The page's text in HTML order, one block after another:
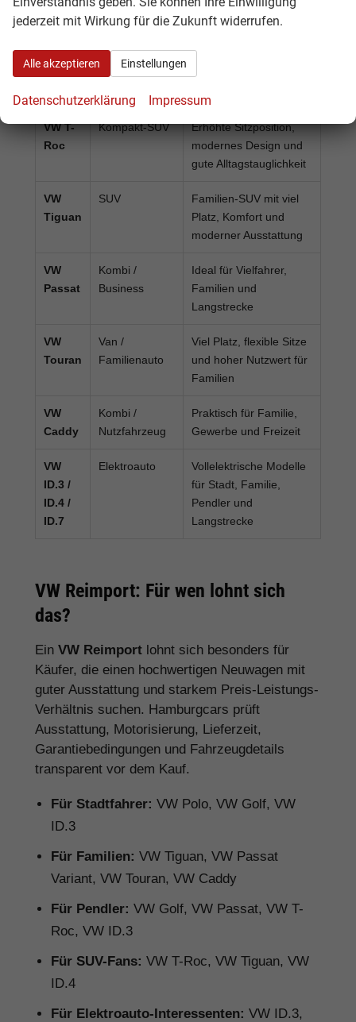
Alltagsauto,
Pendlerfahrzeug und
VW T-
Roc
Kompakt-SUV
Erhöhte Sitzposition,
modernes Design und
gute Alltagstauglichkeit
VW
Tiguan
SUV
Familien-SUV mit viel
Platz, Komfort und
moderner Ausstattung
VW
Passat
Kombi /
Business
Ideal für Vielfahrer,
Familien und
Langstrecke
VW
Touran
Van /
Familienauto
Viel Platz, flexible Sitze
und hoher Nutzwert für
Familien
VW
Caddy
Kombi /
Nutzfahrzeug
Praktisch für Familie,
Gewerbe und Freizeit
VW
ID.3 /
ID.4 /
ID.7
Elektroauto
Vollelektrische Modelle
für Stadt, Familie,
Pendler und
Langstrecke
VW Reimport: Für wen lohnt sich
das?
Ein VW Reimport lohnt sich besonders für
Käufer, die einen hochwertigen Neuwagen mit
guter Ausstattung und starkem Preis-Leistungs-
Verhältnis suchen. Hamburgcars prüft
Ausstattung, Motorisierung, Lieferzeit,
Garantiebedingungen und Fahrzeugdetails
transparent vor dem Kauf.
Für Stadtfahrer: VW Polo, VW Golf, VW
ID.3
Für Familien: VW Tiguan, VW Passat
Variant, VW Touran, VW Caddy
Für Pendler: VW Golf, VW Passat, VW T-
Roc, VW ID.3
Für SUV-Fans: VW T-Roc, VW Tiguan, VW
ID.4
Für Elektroauto-Interessenten: VW ID.3,
jederzeit mit Wirkung für die Zukunft widerrufen.
Alle akzeptieren Einstellungen
Datenschutzerklärung Impressum